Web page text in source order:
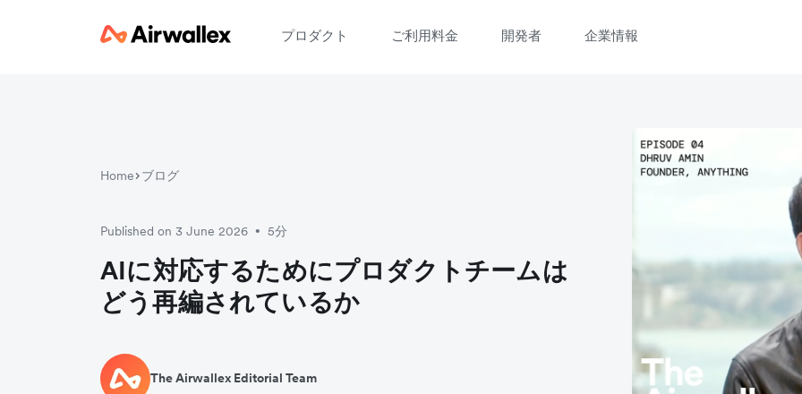
プロダクト ご利用料金 開発者 企業情報
Home ブログ
Published on 3 June 2026 • 5分
AIに対応するためにプロダクトチームは
どう再編されているか
The Airwallex Editorial Team
お客様の情報を入力し、デモをご覧ください。